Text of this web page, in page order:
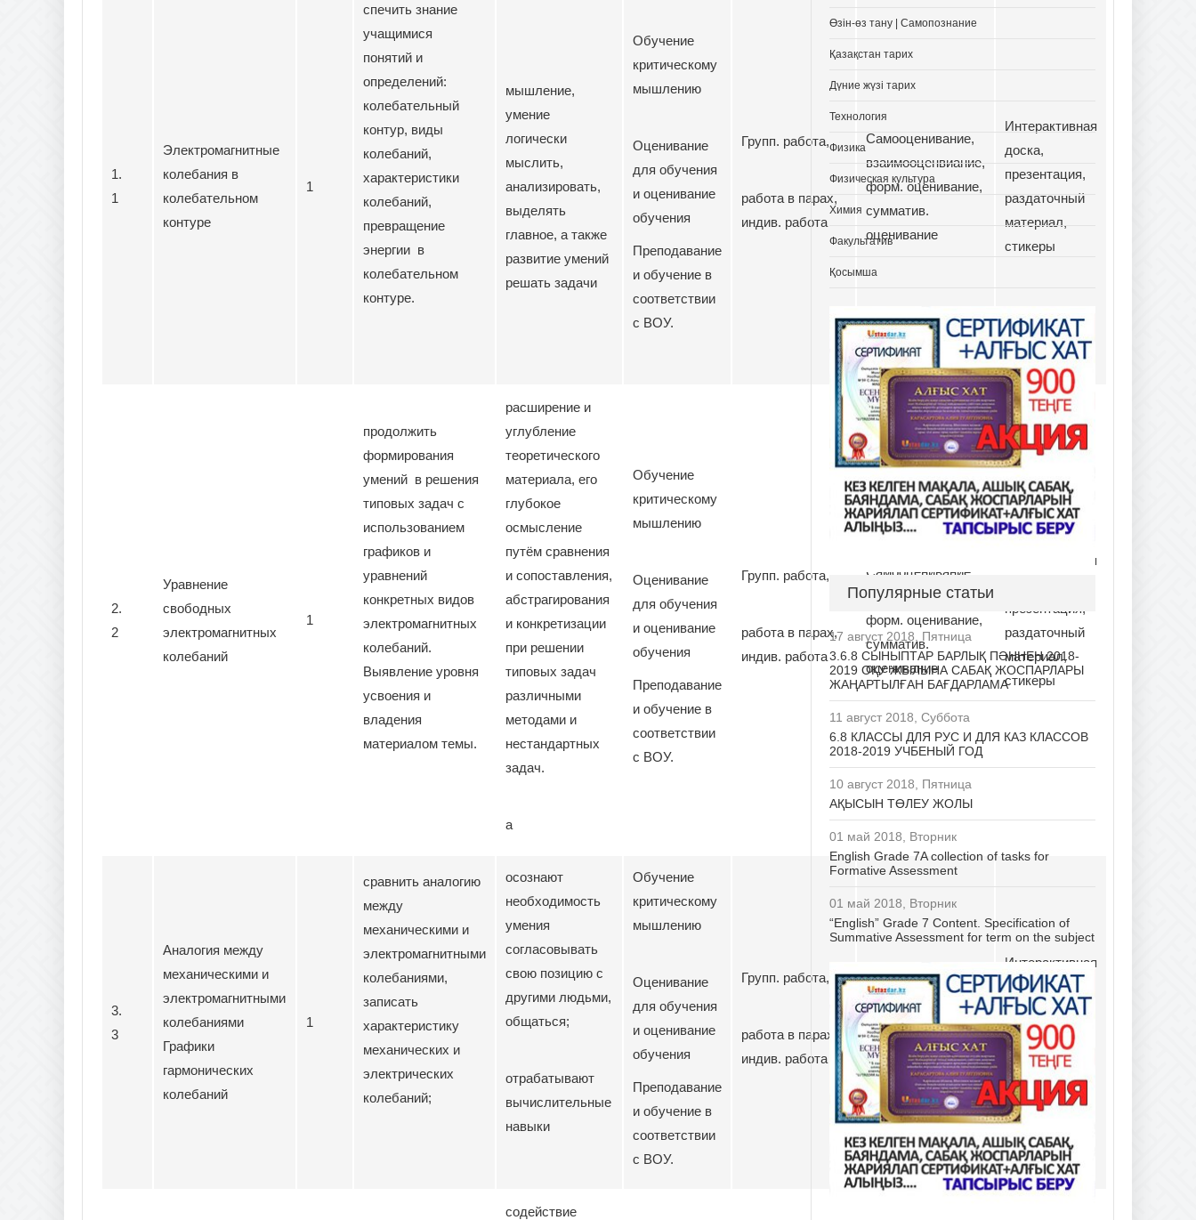
1.
1
Электромагнитные
колебания в
колебательном
контуре
1
спечить знание
учащимися
понятий и
определений:
колебательный
контур, виды
колебаний,
характеристики
колебаний,
превращение
энергии в
колебательном
контуре.
мышление,
умение
логически
мыслить,
анализировать,
выделять
главное, а также
развитие умений
решать задачи
Обучение
критическому
мышлению
Оценивание
для обучения
и оценивание
обучения
Преподавание
и обучение в
соответствии
с ВОУ.
Групп. работа,
работа в парах,
индив. работа
Самооценивание,
взаимооценвиание,
форм. оценивание,
сумматив.
оценивание
Интерактивная
доска,
презентация,
раздаточный
материал,
стикеры
2.
2
Уравнение
свободных
электромагнитных
колебаний
1
продолжить
формирования
умений в решения
типовых задач с
использованием
графиков и
уравнений
конкретных видов
электромагнитных
колебаний.
Выявление уровня
усвоения и
владения
материалом темы.
расширение и
углубление
теоретического
материала, его
глубокое
осмысление
путём сравнения
и сопоставления,
абстрагирования
и конкретизации
при решении
типовых задач
различными
методами и
нестандартных
задач.
а
Обучение
критическому
мышлению
Оценивание
для обучения
и оценивание
обучения
Преподавание
и обучение в
соответствии
с ВОУ.
Групп. работа,
работа в парах,
индив. работа
Самооценивание,
взаимооценвиание,
форм. оценивание,
сумматив.
оценивание
Интерактивная
презентация,
раздаточный
материал,
стикеры
3.
3
Аналогия между
механическими и
электромагнитными
колебаниями
Графики
гармонических
колебаний
1
сравнить аналогию
между
механическими и
электромагнитными
колебаниями,
записать
характеристику
механических и
электрических
колебаний;
осознают
необходимость
умения
согласовывать
свою позицию с
другими людьми,
общаться;
отрабатывают
вычислительные
навыки
Обучение
критическому
мышлению
Оценивание
для обучения
и оценивание
обучения
Преподавание
и обучение в
соответствии
с ВОУ.
Групп. работа,
работа в парах,
индив. работа
Самооценивание,
взаимооценвиание,
форм. оценивание,
сумматив.
оценивание
Интерактивная
доска,
презентация
цветные
мелки, бумага,
фломастеры
содействие
Өзін-өз тану | Самопознание
Қазақстан тарих
Дүние жүзі тарих
Технология
Физика
Физическая культура
Химия
Факультатив
Қосымша
Популярные статьи
17 август 2018, Пятница
3.6.8 СЫНЫПТАР БАРЛЫҚ ПӘННЕН 2018-
2019 ОҚУ ЖЫЛЫНА САБАҚ ЖОСПАРЛАРЫ
ЖАҢАРТЫЛҒАН БАҒДАРЛАМА
11 август 2018, Суббота
6.8 КЛАССЫ ДЛЯ РУС И ДЛЯ КАЗ КЛАССОВ
2018-2019 УЧБЕНЫЙ ГОД
10 август 2018, Пятница
АҚЫСЫН ТӨЛЕУ ЖОЛЫ
01 май 2018, Вторник
English Grade 7A collection of tasks for
Formative Assessment
01 май 2018, Вторник
“English” Grade 7 Content. Specification of
Summative Assessment for term on the subject